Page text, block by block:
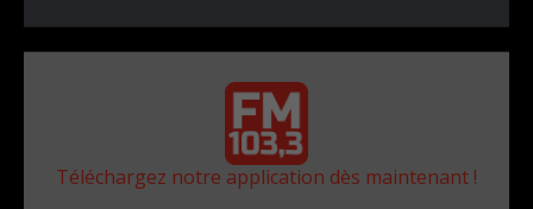
Téléchargez notre application dès maintenant !